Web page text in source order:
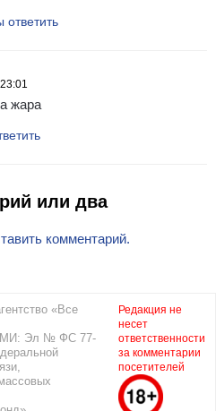
ответить
жара
или два
комментарий.
«Все
СМИ: Эл № ФС 77-
Редакция не
несет
ответственности
за комментарии
посетителей